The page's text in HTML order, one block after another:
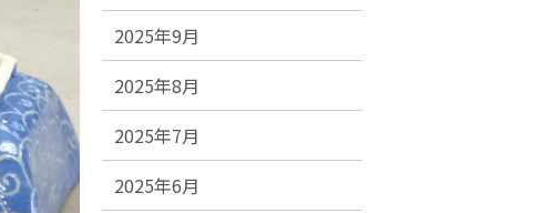
2025年9月
2025年8月
2025年7月
2025年6月